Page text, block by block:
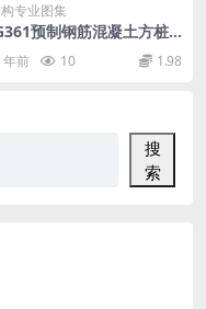
专业图集
预制钢筋混凝土方桩.
年前 10 1.98
搜
索